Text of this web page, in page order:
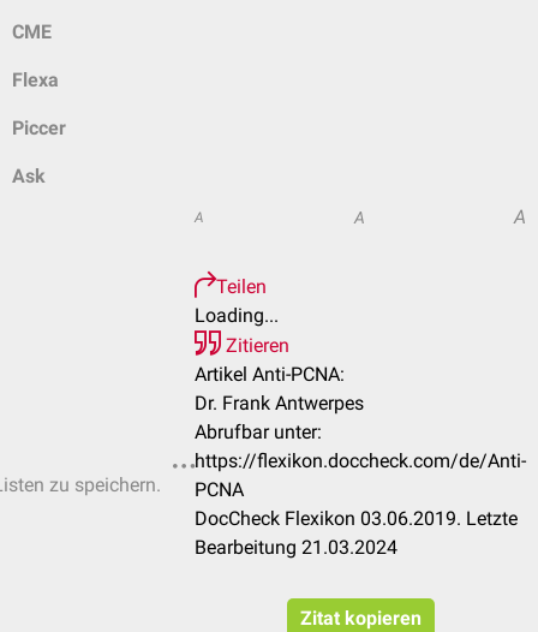
CME
Flexa
Piccer
Ask
zu speichern.
A A A
Teilen
Loading...
Zitieren
Artikel Anti-PCNA:
Dr. Frank Antwerpes
Abrufbar unter:
https://flexikon.doccheck.com/de/Anti-
PCNA
DocCheck Flexikon 03.06.2019. Letzte
Bearbeitung 21.03.2024
Zitat kopieren